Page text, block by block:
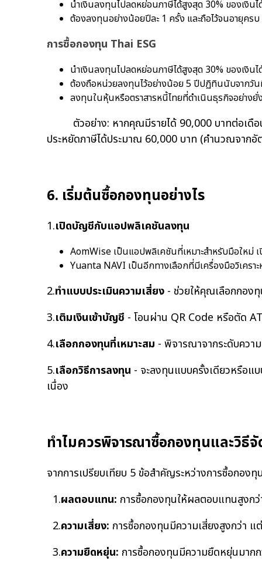
นำเงินลงทุนไปลดหย่อนภาษีได้สูงสุด 30% ของเงิ
ต้องลงทุนอย่างน้อยปีละ 1 ครั้ง และถือไว้จนอายุคร
การซื้อกองทุน Thai ESG
นำเงินลงทุนไปลดหย่อนภาษีได้สูงสุด 30% ของเงิน
ต้องถือหน่วยลงทุนไว้อย่างน้อย 5 ปีปฏิทินนับจากวั
ลงทุนในหุ้นหรือตราสารหนี้ไทยที่ดำเนินธุรกิจอย่าง
ตัวอย่าง: หากคุณมีรายได้ 90,000 บาทต่อเดือน
ประหยัดภาษีได้ประมาณ 60,000 บาท (คำนวณจากอั
6. เริ่มต้นซื้อกองทุนอย่างไร
1.เปิดบัญชีกับแอปพลิเคชันลงทุน
AomWise เป็นแอปพลิเคชันที่เหมาะสำหรับมือให
Yuanta NAVI เป็นอีกทางเลือกที่มีเครื่องมือวิเครา
2.ทำแบบประเมินความเสี่ยง - ช่วยให้คุณเลือกกอง
3.เติมเงินเข้าบัญชี - โอนผ่าน QR Code หรือตัด
4.เลือกกองทุนที่เหมาะสม - พิจารณาจากระดับควา
5.เลือกวิธีการลงทุน - จะลงทุนแบบครั้งเดียวหรือแ
เนื่อง
ทำไมควรพิจารณาซื้อกองทุนและวิธี
จากการเปรียบเทียบ 5 ข้อสำคัญระหว่างการซื้อกองทุ
1.ผลตอบแทน: การซื้อกองทุนให้ผลตอบแทนสูงกว่
2.ความเสี่ยง: การซื้อกองทุนมีความเสี่ยงสูงกว่า แ
3.ความยืดหยุ่น: การซื้อกองทุนมีความยืดหยุ่นมาก